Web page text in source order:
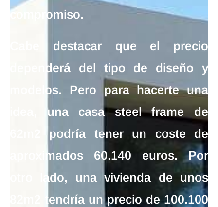
compromiso.
Cabe destacar que el precio
dependerá del tipo de diseño y
modelos. Pero para hacerte una
idea, una casa steel frame de
podría tener un coste de
aproximados 60.140 euros. Por
otro lado, unavivienda de unos
82m2 tendría un precio de 100.100